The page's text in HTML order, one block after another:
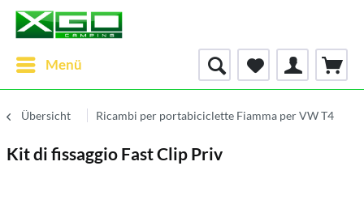
Menü
Übersicht Ricambi per portabiciclette Fiamma per VW T4
Kit di fissaggio Fast Clip Priv